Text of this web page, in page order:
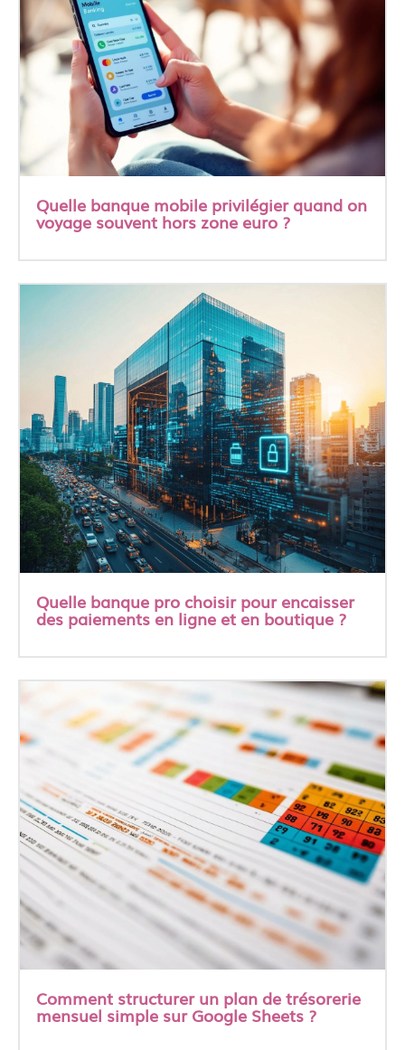
Quelle banque mobile privilégier quand on
voyage souvent hors zone euro ?
Quelle banque pro choisir pour encaisser
des paiements en ligne et en boutique ?
Comment structurer un plan de trésorerie
mensuel simple sur Google Sheets ?